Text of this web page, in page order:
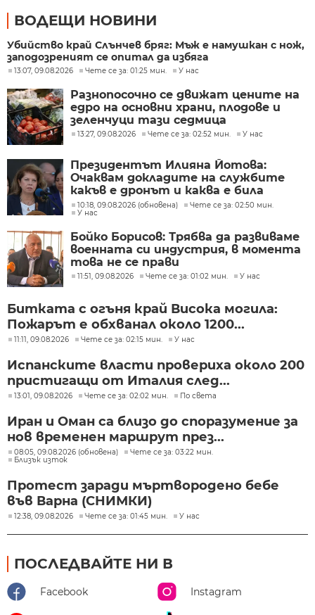
ВОДЕЩИ НОВИНИ
Убийство край Слънчев бряг: Мъж е намушкан с нож,
заподозреният се опитал да избяга
13:07, 09.08.2026 Чете се за: 01:25 мин. У нас
Разнопосочно се движат цените на
едро на основни храни, плодове и
зеленчуци тази седмица
13:27, 09.08.2026 Чете се за: 02:52 мин. У нас
Президентът Илияна Йотова:
Очаквам докладите на службите
какъв е дронът и каква е била
неговата роля
10:18, 09.08.2026 (обновена)
Чете се за: 02:50 мин.
У нас
Бойко Борисов: Трябва да развиваме
военната си индустрия, в момента
това не се прави
11:51, 09.08.2026 Чете се за: 01:02 мин. У нас
Битката с огъня край Висока могила:
Пожарът е обхванал около 1200...
11:11, 09.08.2026 Чете се за: 02:15 мин. У нас
Испанските власти провериха около 200
пристигащи от Италия след...
13:01, 09.08.2026 Чете се за: 02:02 мин. По света
Иран и Оман са близо до споразумение за
нов временен маршрут през...
08:05, 09.08.2026 (обновена)
Чете се за: 03:22 мин.
Близък изток
Протест заради мъртвородено бебе
във Варна (СНИМКИ)
12:38, 09.08.2026 Чете се за: 01:45 мин. У нас
ПОСЛЕДВАЙТЕ НИ В
Facebook Instagram